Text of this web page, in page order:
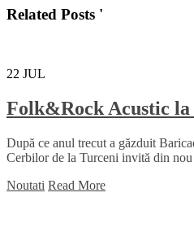
Related Posts '
22 JUL
Folk&Rock Acustic
După ce anul trecut a găzduit
Cerbilor de la Turceni invită din
Noutati Read More